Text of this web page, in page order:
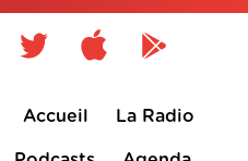
Accueil La Radio